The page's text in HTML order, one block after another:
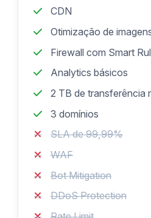
CDN
Otimização de
Firewall com Smart
Analytics básicos
2 TB de transferência
3 domínios
SLA de 99,99%
WAF
Bot Mitigation
DDoS Protection